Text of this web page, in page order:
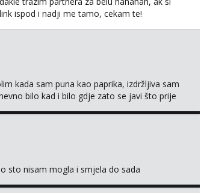
ispod i nadji me tamo, cekam te!
kada sam puna kao paprika, izdržljiva sam
bilo kad i bilo gdje zato se javi što prije
sto nisam mogla i smjela do sada